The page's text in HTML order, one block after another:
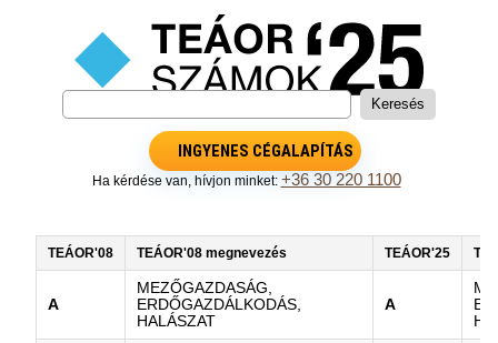
INGYENES CÉGALAPÍTÁS
Ha kérdése van, hívjon minket: +36 30 220 1100
TEÁOR'08 TEÁOR'08 megnevezés TEÁOR'25
A
MEZŐGAZDASÁG,
ERDŐGAZDÁLKODÁS,
HALÁSZAT
A